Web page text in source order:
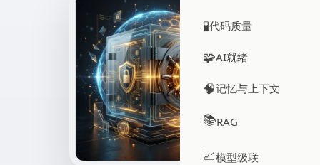
🧪代码质量
🧩AI就绪
🧠记忆与上下文
📚RAG
📈模型级联